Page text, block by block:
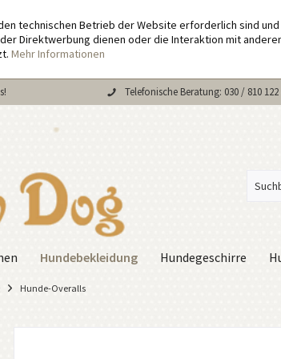
technischen Betrieb der Website erforderlich sind
Direktwerbung dienen oder die Interaktion mit
Mehr Informationen
Telefonische Beratung: 030 / 810 122
Hundebekleidung Hundegeschirre
Hunde-Overalls